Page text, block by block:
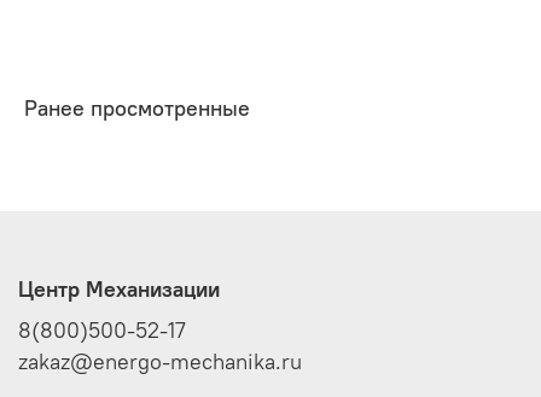
Ранее просмотренные
Центр Механизации
8(800)500-52-17
zakaz@energo-mechanika.ru